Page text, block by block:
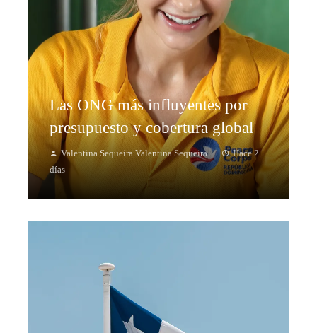
Las ONG más influyentes por
presupuesto y cobertura global
Valentina Sequeira Valentina Sequeira
Hace 2
días